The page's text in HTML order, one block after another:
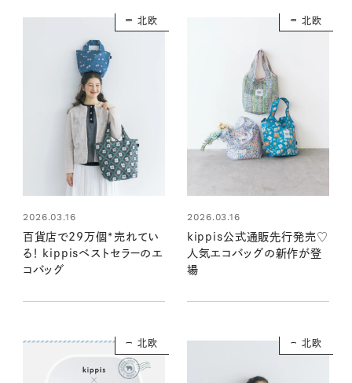
北欧
2026.03.16
百貨店で29万個*売れてい
る！ kippisベストセラーのエ
コバッグ
北欧
2026.03.16
kippis公式通販先行発売♡
人気エコバッグの新作が登
場
北欧 北欧